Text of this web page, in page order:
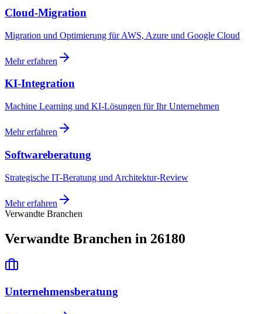
Cloud-Migration
Migration und Optimierung für AWS, Azure und Google Cloud
Mehr erfahren
KI-Integration
Machine Learning und KI-Lösungen für Ihr Unternehmen
Mehr erfahren
Softwareberatung
Strategische IT-Beratung und Architektur-Review
Mehr erfahren
Verwandte Branchen
Verwandte Branchen in 26180
Unternehmensberatung